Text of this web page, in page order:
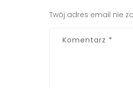
Twój adres email nie